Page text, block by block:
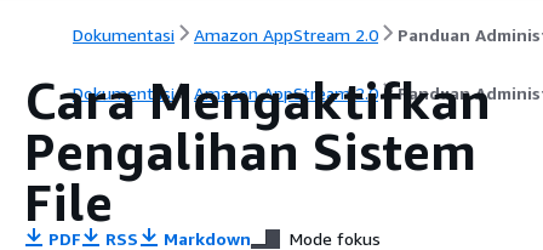
Dokumentasi Amazon AppStream 2.0
Dokumentasi Amazon AppStream 2.0 Panduan
Cara Mengaktifkan
Pengalihan Sistem
File
PDF RSS Markdown Mode fokus